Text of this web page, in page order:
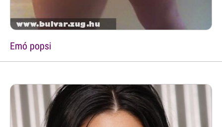
Emó popsi